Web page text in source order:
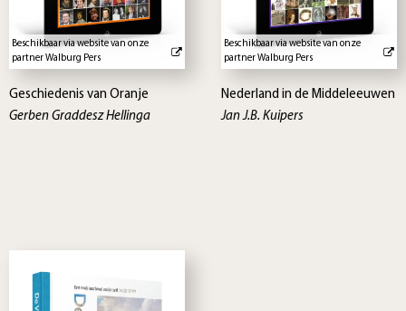
Beschikbaar via website van onze
partner Walburg Pers
Geschiedenis van Oranje
Gerben Graddesz Hellinga
Beschikbaar via website van onze
partner Walburg Pers
Nederland in de Middeleeuwen
Jan J.B. Kuipers